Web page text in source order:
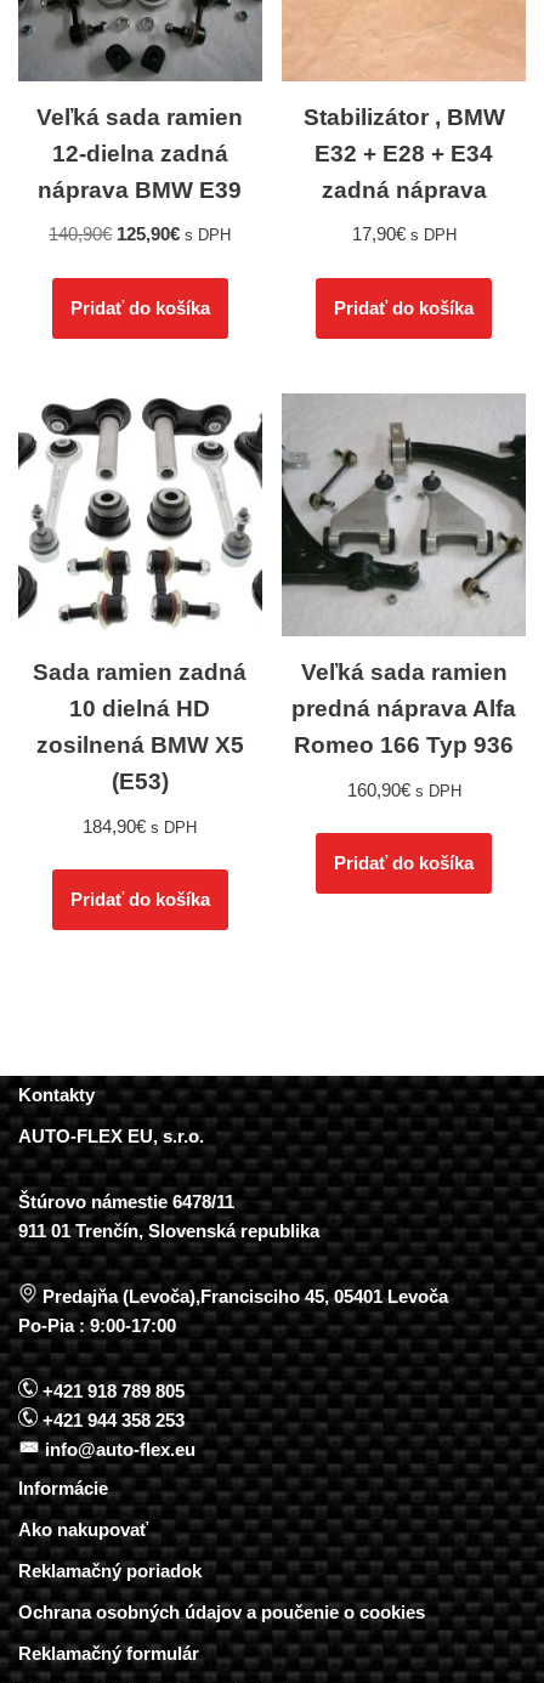
Veľká sada ramien
12-dielna zadná
náprava BMW E39
140,90€ 125,90€ s DPH
Pridať do košíka
Stabilizátor , BMW
E32 + E28 + E34
zadná náprava
17,90€ s DPH
Pridať do košíka
Sada ramien zadná
10 dielná HD
zosilnená BMW X5
(E53)
184,90€ s DPH
Pridať do košíka
Veľká sada ramien
predná náprava Alfa
Romeo 166 Typ 936
160,90€ s DPH
Pridať do košíka
Kontakty
AUTO-FLEX EU, s.r.o.
Štúrovo námestie 6478/11
911 01 Trenčín, Slovenská republika
Predajňa (Levoča),Francisciho 45, 05401 Levoča
Po-Pia : 9:00-17:00
+421 918 789 805
+421 944 358 253
info@auto-flex.eu
Informácie
Ako nakupovať
Reklamačný poriadok
Ochrana osobných údajov a poučenie o cookies
Reklamačný formulár